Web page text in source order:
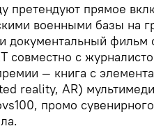
претендуют прямое
военными базы на
документальный
совместно с
— книга с
reality, AR)
промо